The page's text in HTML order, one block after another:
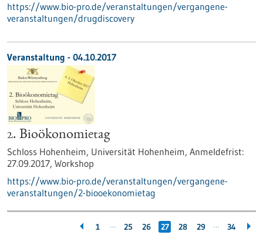
https://www.bio-pro.de/veranstaltungen/vergangene-
veranstaltungen/drugdiscovery
Veranstaltung - 04.10.2017
2. Bioökonomietag
Schloss Hohenheim, Universität Hohenheim, Anmeldefrist:
27.09.2017, Workshop
https://www.bio-pro.de/veranstaltungen/vergangene-
veranstaltungen/2-biooekonomietag
1 … 25 26 27 28 29 … 34